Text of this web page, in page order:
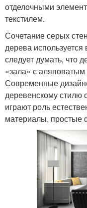
отделочными
текстилем.
Сочетание серых
дерева
следует думать, что
«зала» с
Современные
деревенскому стилю
играют роль
материалы, простые